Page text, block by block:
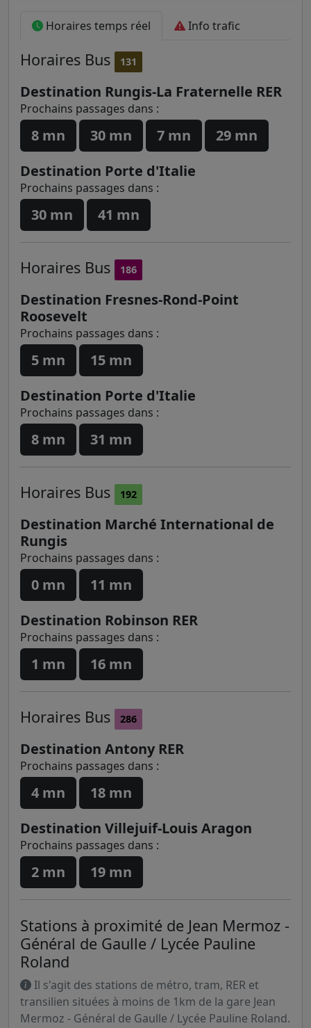
Horaires temps réel Info trafic
Horaires Bus 131
Destination Rungis-La Fraternelle RER
Prochains passages dans :
8 mn 30 mn 7 mn
29 mn
Destination Porte d'Italie
Prochains passages dans :
30 mn 41 mn
Horaires Bus 186
Destination Fresnes-Rond-Point
Roosevelt
Prochains passages dans :
5 mn
15 mn
Destination Porte d'Italie
Prochains passages dans :
8 mn 31 mn
Horaires Bus 192
Destination Marché International de
Rungis
Prochains passages dans :
0 mn
11 mn
Destination Robinson RER
Prochains passages dans :
1 mn 16 mn
Horaires Bus 286
Destination Antony RER
Prochains passages dans :
4 mn
18 mn
Destination Villejuif-Louis Aragon
Prochains passages dans :
2 mn 19 mn
Stations à proximité de Jean Mermoz -
Général de Gaulle / Lycée Pauline
Roland
Il s'agit des stations de métro, tram, RER et
transilien situées à moins de 1km de la gare Jean
Mermoz - Général de Gaulle / Lycée Pauline Roland.